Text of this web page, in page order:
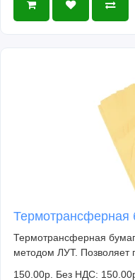
Термотрансферная
Термотрансферная
методом ЛУТ. Позволяет
150.00р. Без НДС: